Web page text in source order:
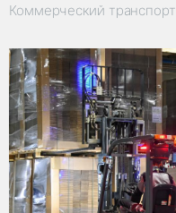
Коммерческий транспорт